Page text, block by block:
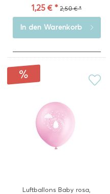
1,25 € * 2,50 € *
In den Warenkorb
Luftballons Baby rosa,